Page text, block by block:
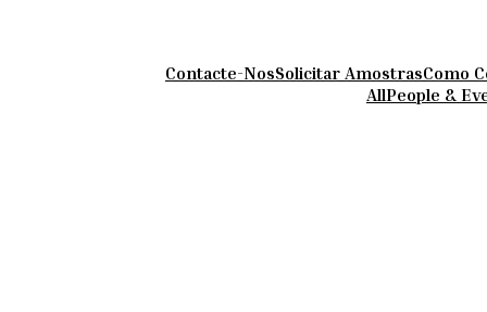
Contacte-NosSolicitar AmostrasComo
AllPeople &